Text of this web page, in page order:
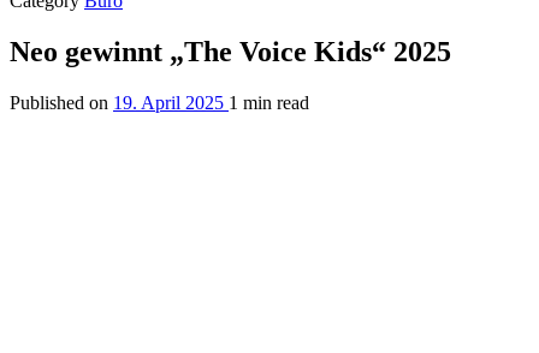
Neo gewinnt „The Voice Kids“ 2025
Published on 19. April 2025 1 min read